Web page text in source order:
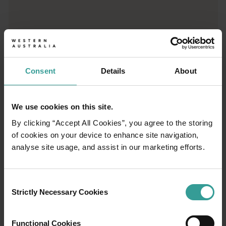
Consent Details About
We use cookies on this site.
By clicking “Accept All Cookies”, you agree to the storing
of cookies on your device to enhance site navigation,
analyse site usage, and assist in our marketing efforts.
Selection
Strictly Necessary Cookies
Functional Cookies
01
Itinéraires de voyage
Prenez la route pour vivre une expérience
Australien. Point de départ : Perth, ville la plus
dynamique. Pour commencer votre séjour, rien